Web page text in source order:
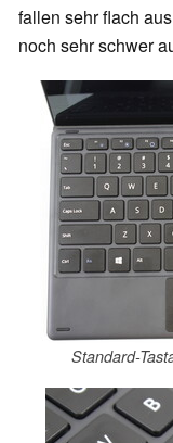
fallen sehr flach
noch sehr schwer
Standard-